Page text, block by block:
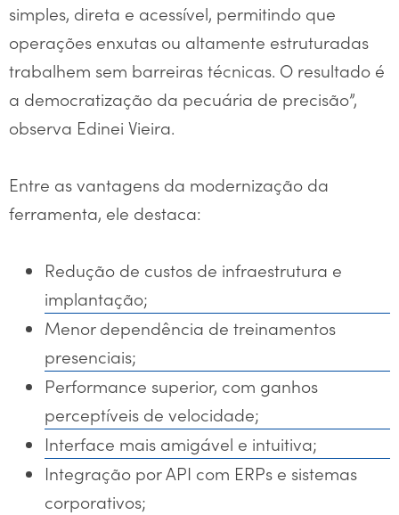
simples, direta e acessível, permitindo que
operações enxutas ou altamente estruturadas
trabalhem sem barreiras técnicas. O resultado é
a democratização da pecuária de precisão”,
observa Edinei Vieira.
Entre as vantagens da modernização da
ferramenta, ele destaca:
Redução de custos de infraestrutura e
implantação;
Menor dependência de treinamentos
presenciais;
Performance superior, com ganhos
perceptíveis de velocidade;
Interface mais amigável e intuitiva;
Integração por API com ERPs e sistemas
corporativos;